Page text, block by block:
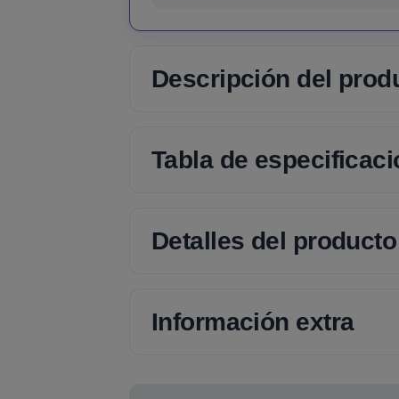
Descripción del
Tabla de
Detalles del producto
Información extra